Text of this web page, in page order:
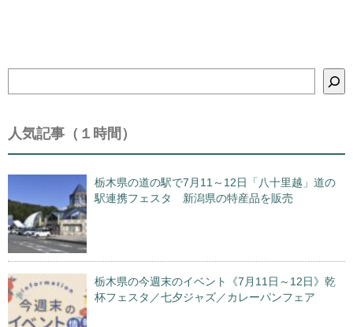
索
人気記事（１時間）
栃木県の道の駅で7月11～12日「八十里越」道の
駅連携フェスタ 新潟県の特産品を販売
栃木県の今週末のイベント《7月11日～12日》乾
杯フェスタ／七夕ジャズ／カレーパンフェア